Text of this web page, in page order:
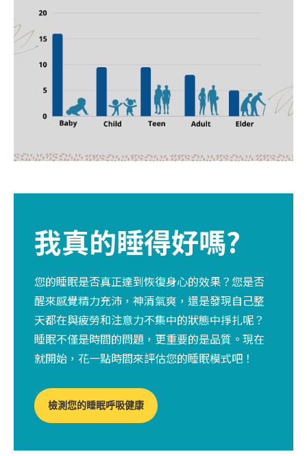
我真的睡得好嗎?
您的睡眠是否真正達到恢復身心的效果？您是否
醒來感覺精力充沛，神清氣爽，還是發現自己整
天都在與疲勞和注意力不集中的狀態中掙扎呢？
睡眠不僅是時間的問題，更重要的是品質。現在
就開始，花一點時間來評估您的睡眠模式吧！
檢測您的睡眠呼吸健康